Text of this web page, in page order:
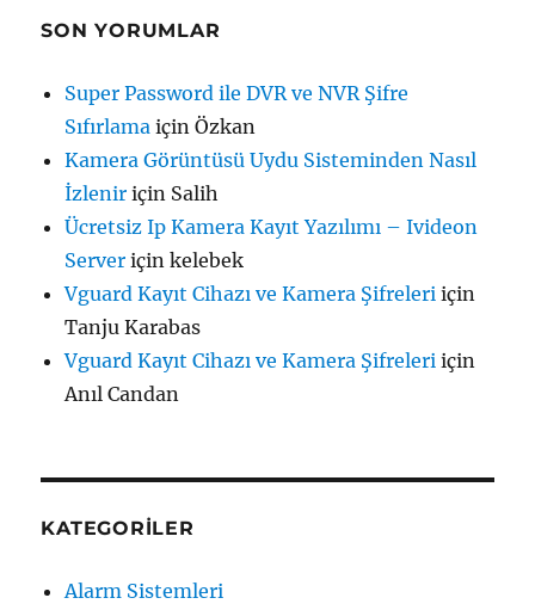
SON YORUMLAR
Super Password ile DVR ve NVR Şifre
Sıfırlama içinÖzkan
Kamera Görüntüsü Uydu Sisteminden Nasıl
İzlenir için Salih
Ücretsiz Ip Kamera Kayıt Yazılımı – Ivideon
Server içinkelebek
Vguard Kayıt Cihazı ve Kamera Şifreleri için
Tanju Karabas
Vguard Kayıt Cihazı ve Kamera Şifreleri için
Anıl Candan
KATEGORILER
Alarm Sistemleri